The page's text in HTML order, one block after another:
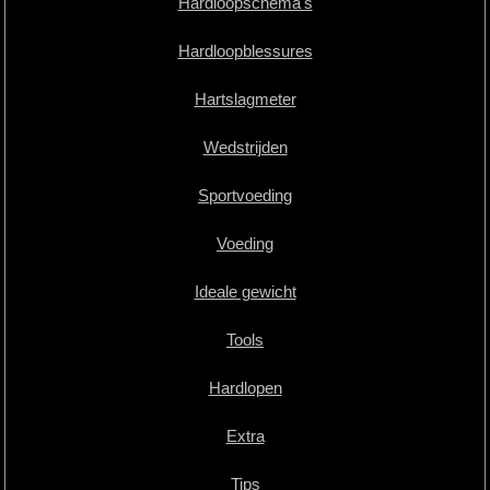
Hardloopblessures
Hartslagmeter
Wedstrijden
Sportvoeding
Voeding
Ideale gewicht
Tools
Hardlopen
Extra
Tips